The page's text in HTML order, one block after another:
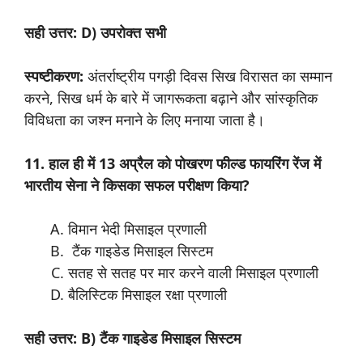
सही उत्तर: D) उपरोक्त सभी
स्पष्टीकरण: अंतर्राष्ट्रीय पगड़ी दिवस सिख विरासत का सम्मान
करने, सिख धर्म के बारे में जागरूकता बढ़ाने और सांस्कृतिक
विविधता का जश्न मनाने के लिए मनाया जाता है।
11. हाल ही में 13 अप्रैल को पोखरण फील्ड फायरिंग रेंज में
भारतीय सेना ने किसका सफल परीक्षण किया?
विमान भेदी मिसाइल प्रणाली
टैंक गाइडेड मिसाइल सिस्टम
सतह से सतह पर मार करने वाली मिसाइल प्रणाली
बैलिस्टिक मिसाइल रक्षा प्रणाली
सही उत्तर: B) टैंक गाइडेड मिसाइल सिस्टम